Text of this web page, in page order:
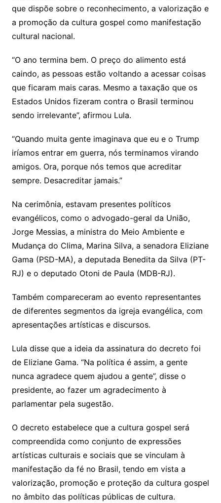
que dispõe sobre o reconhecimento, a valorização e
a promoção da cultura gospel como manifestação
cultural nacional.
“O ano termina bem. O preço do alimento está
caindo, as pessoas estão voltando a acessar coisas
que ficaram mais caras. Mesmo a taxação que os
Estados Unidos fizeram contra o Brasil terminou
sendo irrelevante”, afirmou Lula.
“Quando muita gente imaginava que eu e o Trump
iríamos entrar em guerra, nós terminamos virando
amigos. Ora, porque nós temos que acreditar
sempre. Desacreditar jamais.”
Na cerimônia, estavam presentes políticos
evangélicos, como o advogado-geral da União,
Jorge Messias, a ministra do Meio Ambiente e
Mudança do Clima, Marina Silva, a senadora Eliziane
Gama (PSD-MA), a deputada Benedita da Silva (PT-
RJ) e o deputado Otoni de Paula (MDB-RJ).
Também compareceram ao evento representantes
de diferentes segmentos da igreja evangélica, com
apresentações artísticas e discursos.
Lula disse que a ideia da assinatura do decreto foi
de Eliziane Gama. “Na política é assim, a gente
nunca agradece quem ajudou a gente”, disse o
presidente, ao fazer um agradecimento à
parlamentar pela sugestão.
O decreto estabelece que a cultura gospel será
compreendida como conjunto de expressões
artísticas culturais e sociais que se vinculam à
manifestação da fé no Brasil, tendo em vista a
valorização, promoção e proteção da cultura gospel
no âmbito das políticas públicas de cultura.